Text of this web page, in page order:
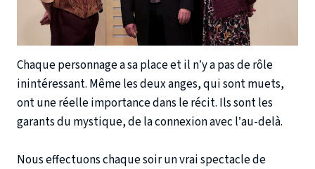
Chaque personnage a sa place et il n’y a pas de rôle
inintéressant. Même les deux anges, qui sont muets,
ont une réelle importance dans le récit. Ils sont les
garants du mystique, de la connexion avec l’au-delà.
Nous effectuons chaque soir un vrai spectacle de